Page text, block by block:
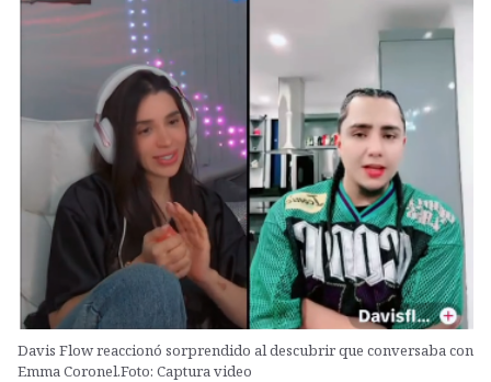
Davis Flow reaccionó sorprendido al descubrir que conversaba con
Emma Coronel.Foto: Captura video